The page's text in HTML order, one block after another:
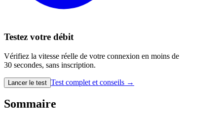
Testez votre débit
Vérifiez la vitesse réelle de votre connexion en moins de
30 secondes, sans inscription.
Lancer le test Test complet et conseils →
Sommaire